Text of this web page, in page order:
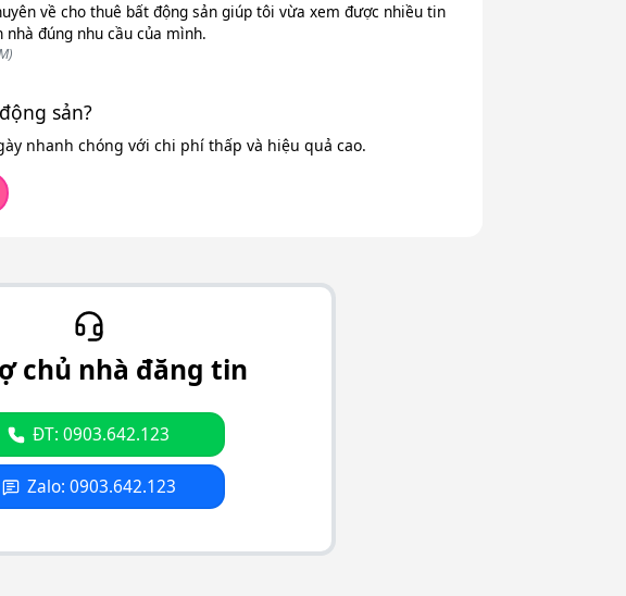
về cho thuê bất động sản giúp tôi vừa xem được nhiều tin
đúng nhu cầu của mình.
sản?
nhanh chóng với chi phí thấp và hiệu quả cao.
chủ nhà đăng tin
ĐT: 0903.642.123
Zalo: 0903.642.123